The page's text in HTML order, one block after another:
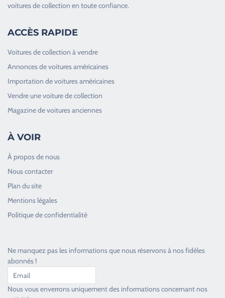
voitures de collection en toute confiance.
ACCÈS RAPIDE
Voitures de collection à vendre
Annonces de voitures américaines
Importation de voitures américaines
Vendre une voiture de collection
Magazine de voitures anciennes
À VOIR
À propos de nous
Nous contacter
Plan du site
Mentions légales
Politique de confidentialité
Ne manquez pas les informations que nous réservons à nos fidèles
abonnés !
Nous vous enverrons uniquement des informations concernant nos
Toujours heureux d'aider les passionnés